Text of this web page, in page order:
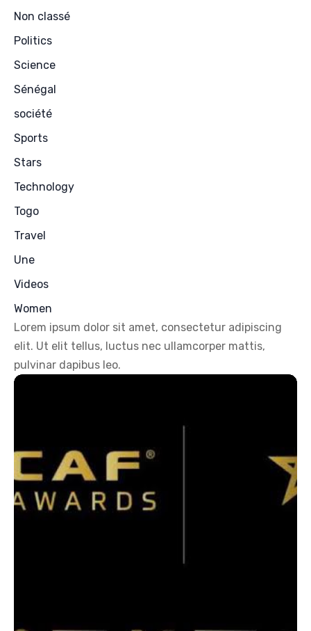
Non classé
Politics
Science
Sénégal
société
Sports
Stars
Technology
Togo
Travel
Une
Videos
Women
Lorem ipsum dolor sit amet, consectetur adipiscing
elit. Ut elit tellus, luctus nec ullamcorper mattis,
pulvinar dapibus leo.